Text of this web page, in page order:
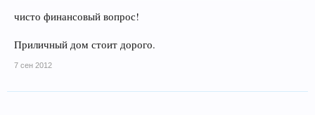
голову деда или бабки, которые будут чувствовать себя обузой
чисто финансовый вопрос!
Приличный дом стоит дорого.
7 сен 2012